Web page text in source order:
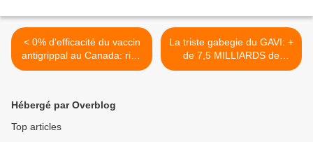
< 0% d'efficacité du vaccin
antigrippal au Canada: rien
d'étonnant et on peut
La triste gabegie du GAVI: +
de 7,5 MILLIARDS de
dollars qui n'iront pas en
Hébergé par Overblog
Top articles